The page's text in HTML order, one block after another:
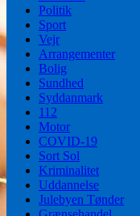
Politik
Sport
Vejr
Arrangementer
Bolig
Sundhed
Syddanmark
112
Motor
COVID-19
Sort Sol
Kriminalitet
Uddannelse
Julebyen Tønder